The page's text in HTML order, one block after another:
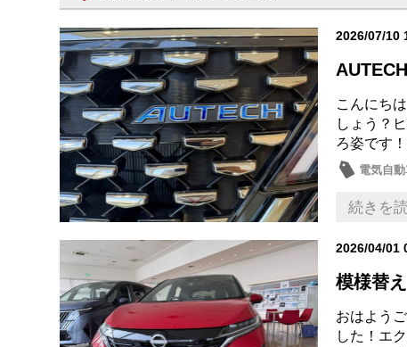
2026/07/10
AUTECH
こんにち
しょう？
ろ姿です
電気自動
試乗車・
続きを
2026/04/01
模様替え
おはよう
した！エ